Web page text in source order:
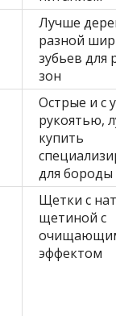
Лучше
разной
зубьев для
зон
Острые и с
рукоятью,
купить
для бороды
Щетки с
щетиной с
эффектом